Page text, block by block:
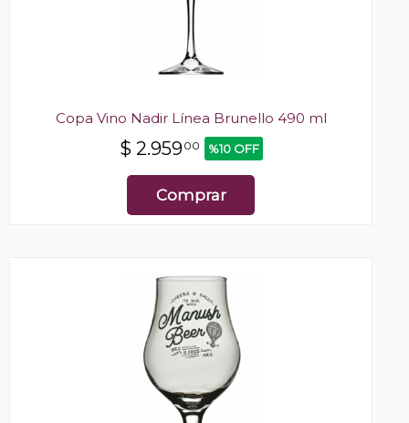
Copa Vino Nadir Línea Brunello 490 ml
$ 2.95900 %10 OFF
Comprar